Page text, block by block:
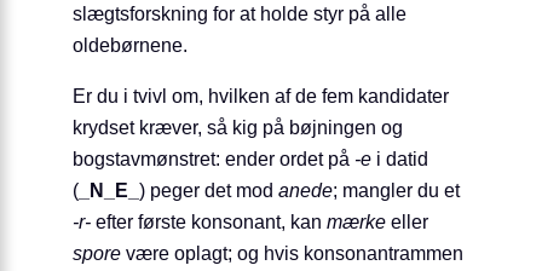
slægtsforskning for at holde styr på alle
oldebørnene.
Er du i tvivl om, hvilken af de fem kandidater
krydset kræver, så kig på bøjningen og
bogstavmønstret: ender ordet på -e i datid
( _N_E_ ) peger det mod anede; mangler du et
-r- efter første konsonant, kan mærke eller
spore være oplagt; og hvis konsonantrammen